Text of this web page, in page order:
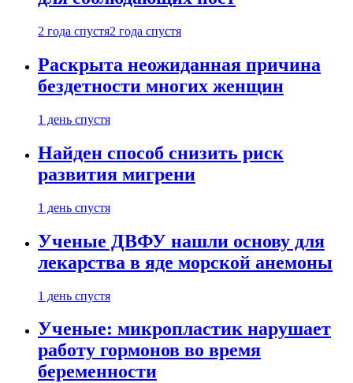
2 года спустя2 года спустя
Раскрыта неожиданная причина
бездетности многих женщин
1 день спустя
Найден способ снизить риск
развития мигрени
1 день спустя
Ученые ДВФУ нашли основу для
лекарства в яде морской анемоны
1 день спустя
Ученые: микропластик нарушает
работу гормонов во время
беременности